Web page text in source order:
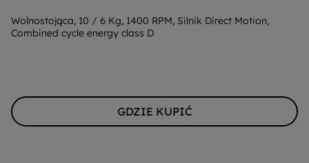
energii
Youreko.
Wolnostojąca, 10 / 6 Kg, 1400 RPM, Silnik Direct Motion,
Combined cycle energy class D
GDZIE KUPIĆ